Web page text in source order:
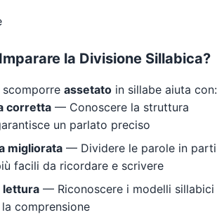
la Divisione Sillabica?
assetato in sillabe aiuta con:
corretta — Conoscere la struttura
un parlato preciso
migliorata — Dividere le parole in parti
facili da ricordare e scrivere
lettura — Riconoscere i modelli sillabici
comprensione